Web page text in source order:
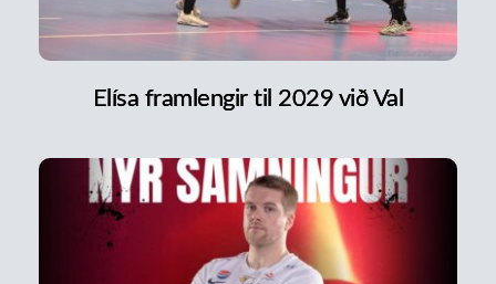
Elísa framlengir til 2029 við Val